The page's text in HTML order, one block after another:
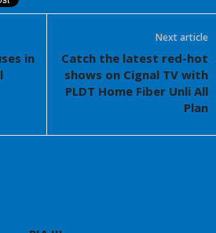
in
Next article
Catch the latest red-hot
shows on Cignal TV with
PLDT Home Fiber Unli All
Plan